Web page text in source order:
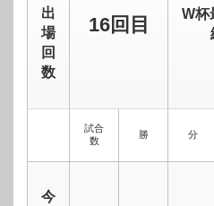
出
場
回
数
16回目
W杯
試合
数
勝 分
今